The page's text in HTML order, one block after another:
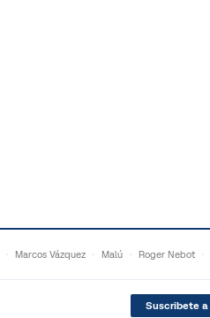
Marcos Vázquez Malú Roger Nebot
Suscribete a